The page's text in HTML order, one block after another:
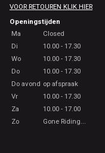
VOOR RETOUREN KLIK HIER
Openingstijden
Ma
Closed
Di
10.00 - 17.30
Wo
10.00 - 17.30
Do
10.00 - 17.30
Do avond op afspraak
Vr
10.00 - 17.30
Za
10.00 - 17.00
Zo
Gone Riding...